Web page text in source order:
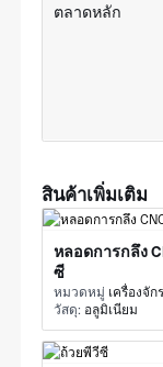
ตลาดหลัก
สินค้าเพิ่มเติม
หลอดการกลึง
ซี
หมวดหมู่ เครื่องจักร CNC - เค
วัสดุ: อลูมิเนียม